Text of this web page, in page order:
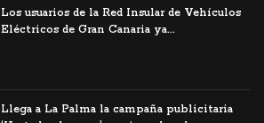
Los usuarios de la Red Insular de Vehículos
Eléctricos de Gran Canaria ya...
Llega a La Palma la campaña publicitaria